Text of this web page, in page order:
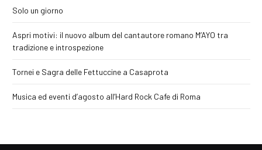
Solo un giorno
Aspri motivi: il nuovo album del cantautore romano M’AYO tra
tradizione e introspezione
Tornei e Sagra delle Fettuccine a Casaprota
Musica ed eventi d’agosto all’Hard Rock Cafe di Roma